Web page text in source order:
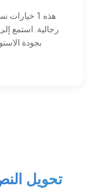
رجالية. استمع
تحويل